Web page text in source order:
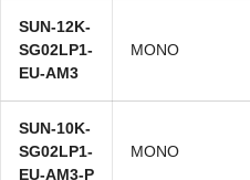
SUN-12K-
SG02LP1-
EU-AM3
MONO
SUN-10K-
SG02LP1-
EU-AM3-P
MONO